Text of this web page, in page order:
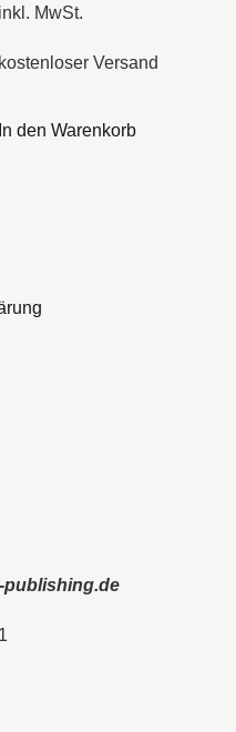
inkl. MwSt.
kostenloser Versand
In den Warenkorb
publishing.de